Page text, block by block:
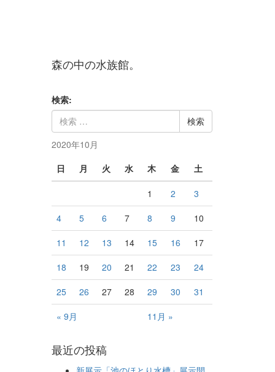
森の中の水族館。
検索:
2020年10月
日
月 火 水 木 金 土
« 9月 11月 »
1 2
3
4
5 6 7 8 9
10
11
12 13 14 15 16
17
18
19 20 21 22 23
24
25
26 27 28 29 30 31
最近の投稿